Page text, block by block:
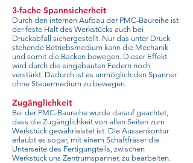
3-fache Spannsicherheit
Durch den internen Aufbau der PMC-Baureihe ist
der feste Halt des Werkstücks auch bei
Druckabfall sichergestellt. Nur das unter Druck
stehende Betriebsmedium kann die Mechanik
und somit die Backen bewegen. Dieser Effekt
wird durch die eingebauten Federn noch
verstärkt. Dadurch ist es unmöglich den Spanner
ohne Steuermedium zu bewegen.
Zugänglichkeit
Bei der PMC-Baureihe wurde darauf geachtet,
dass die Zugänglichkeit von allen Seiten zum
Werkstück gewährleistet ist. Die Aussenkontur
erlaubt es sogar, mit einem Schaftfräser die
Unterseite des Fertigungteils, zwischen
Werkstück uns Zentrumspanner, zu bearbeiten.